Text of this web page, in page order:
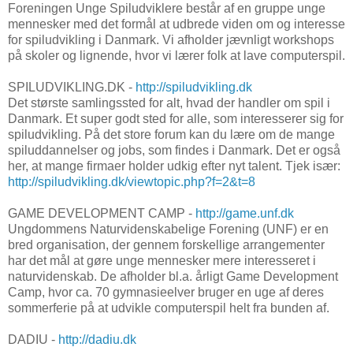
Foreningen Unge Spiludviklere består af en gruppe unge
mennesker med det formål at udbrede viden om og interesse
for spiludvikling i Danmark. Vi afholder jævnligt workshops
på skoler og lignende, hvor vi lærer folk at lave computerspil.
SPILUDVIKLING.DK - http://spiludvikling.dk
Det største samlingssted for alt, hvad der handler om spil i
Danmark. Et super godt sted for alle, som interesserer sig for
spiludvikling. På det store forum kan du lære om de mange
spiluddannelser og jobs, som findes i Danmark. Det er også
her, at mange firmaer holder udkig efter nyt talent. Tjek især:
http://spiludvikling.dk/viewtopic.php?f=2&t=8
GAME DEVELOPMENT CAMP - http://game.unf.dk
Ungdommens Naturvidenskabelige Forening (UNF) er en
bred organisation, der gennem forskellige arrangementer
har det mål at gøre unge mennesker mere interesseret i
naturvidenskab. De afholder bl.a. årligt Game Development
Camp, hvor ca. 70 gymnasieelver bruger en uge af deres
sommerferie på at udvikle computerspil helt fra bunden af.
DADIU - http://dadiu.dk